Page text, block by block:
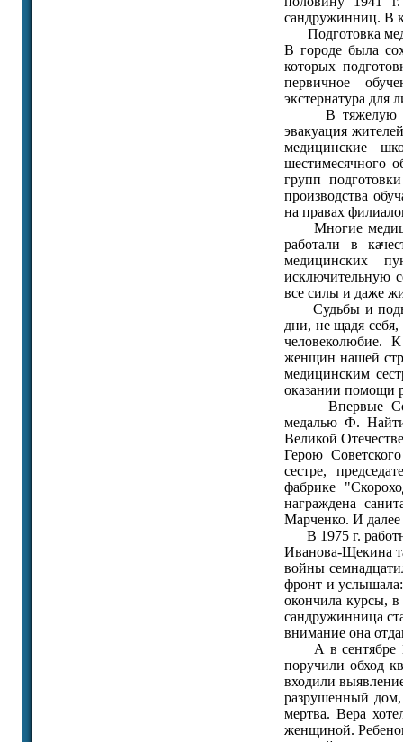
сандружинниц. В
Подготовка
В городе была
которых
первичное
экстернатура для
В тяжелую
эвакуация
медицинские
шестимесячного
групп
производства
на правах
Многие
работали в
медицинских
исключительную
все силы и даже
Судьбы и
дни, не щадя
человеколюбие.
женщин нашей
медицинским
оказании помощи
Впервые
медалью Ф.
Великой
Герою
сестре,
фабрике
награждена
Марченко. И
В 1975 г.
Иванова-Щекина
войны
фронт и
окончила курсы,
сандружинница
внимание она
А в сентябре
поручили обход
входили
разрушенный
мертва. Вера
женщиной.